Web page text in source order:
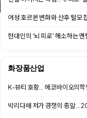
화장품산업